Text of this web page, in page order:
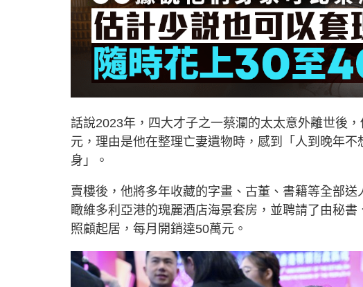
話說2023年，四大才子之一蔡瀾的太太意外離世後
元，理由是他在整理亡妻遺物時，感到「人到晚年
身」。
賣樓後，他將多年收藏的字畫、古董、書籍等全部
瞰維多利亞港的瑰麗酒店海景套房，並聘請了由秘
照顧起居，每月開銷達50萬元。